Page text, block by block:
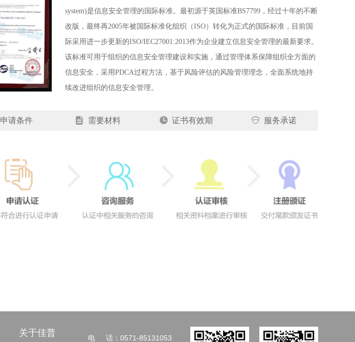
system)是信息安全管理的国际标准。最初源于英国标准BS7799，经过十年的不断
改版，最终再2005年被国际标准化组织（ISO）转化为正式的国际标准，目前国
际采用进一步更新的ISO/IEC27001:2013作为企业建立信息安全管理的最新要求。
该标准可用于组织的信息安全管理建设和实施，通过管理体系保障组织全方面的
信息安全，采用PDCA过程方法，基于风险评估的风险管理理念，全面系统地持
续改进组织的信息安全管理。
申请条件 需要材料 证书有效期 服务承诺
关于佳普 电 话：0571-85131053